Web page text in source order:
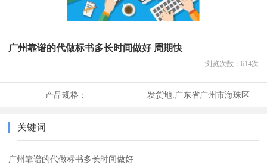
广州靠谱的代做标书多长时间做好 周期快
浏览次数： 614次
产品规格： 发货地:广东省广州市海珠区
关键词
广州靠谱的代做标书多长时间做好